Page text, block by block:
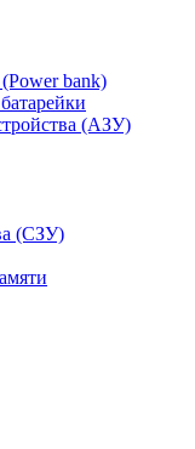
bank)
(АЗУ)
(СЗУ)